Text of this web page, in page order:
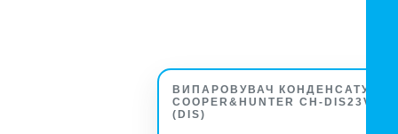
ВИПАРОВУВАЧ КОНДЕНСАТУ
COOPER&HUNTER CH-DIS23V1-W
(DIS)